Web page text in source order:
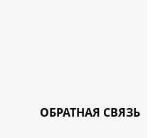
ОБРАТНАЯ СВЯЗЬ